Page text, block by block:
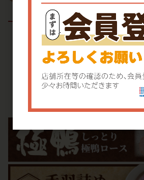
国産まるごと真穴子カツ
36cm)
すべての関連商品を